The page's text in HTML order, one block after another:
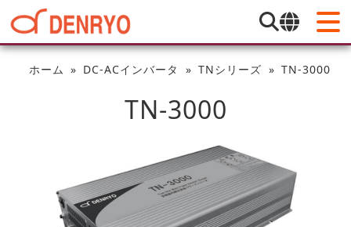
ホーム DC-ACインバータ TNシリーズ TN-3000
TN-3000